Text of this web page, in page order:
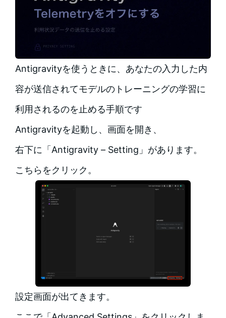
Antigravityを使うときに、あなたの入力した内
容が送信されてモデルのトレーニングの学習に
利用されるのを止める手順です
Antigravityを起動し、画面を開き、
右下に「Antigravity – Setting」があります。
こちらをクリック。
設定画面が出てきます。